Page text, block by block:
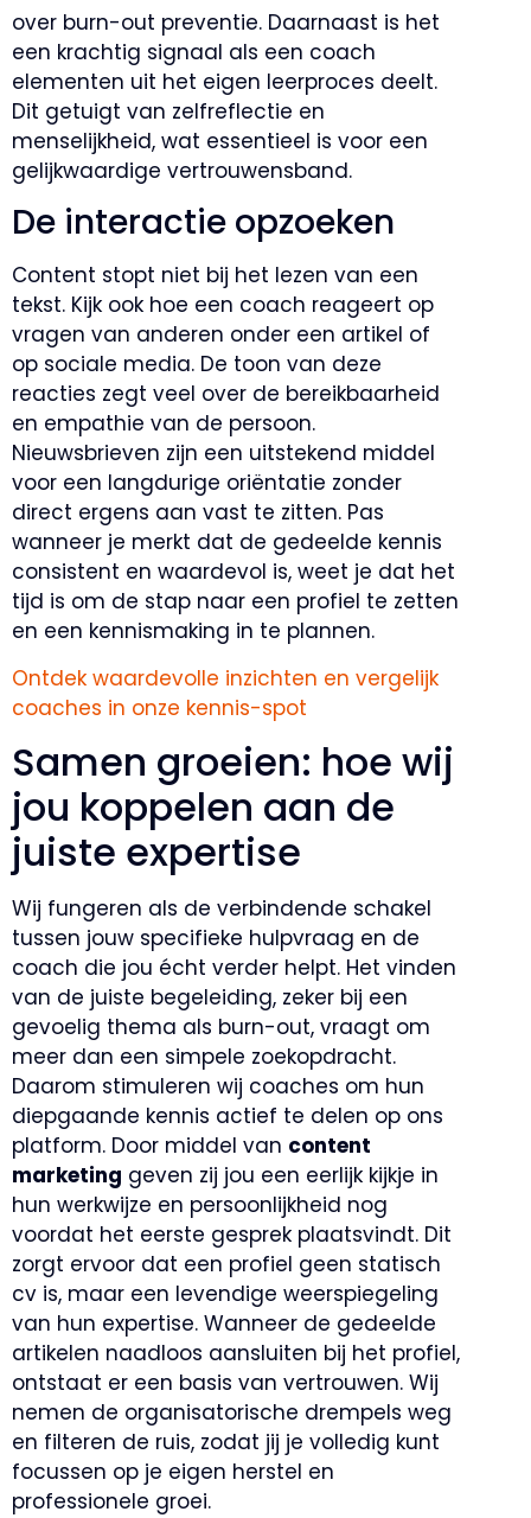
over burn-out preventie. Daarnaast is het
een krachtig signaal als een coach
elementen uit het eigen leerproces deelt.
Dit getuigt van zelfreflectie en
menselijkheid, wat essentieel is voor een
gelijkwaardige vertrouwensband.
De interactie opzoeken
Content stopt niet bij het lezen van een
tekst. Kijk ook hoe een coach reageert op
vragen van anderen onder een artikel of
op sociale media. De toon van deze
reacties zegt veel over de bereikbaarheid
en empathie van de persoon.
Nieuwsbrieven zijn een uitstekend middel
voor een langdurige oriëntatie zonder
direct ergens aan vast te zitten. Pas
wanneer je merkt dat de gedeelde kennis
consistent en waardevol is, weet je dat het
tijd is om de stap naar een profiel te zetten
en een kennismaking in te plannen.
Ontdek waardevolle inzichten en vergelijk
coaches in onze kennis-spot
Samen groeien: hoe wij
jou koppelen aan de
juiste expertise
Wij fungeren als de verbindende schakel
tussen jouw specifieke hulpvraag en de
coach die jou écht verder helpt. Het vinden
van de juiste begeleiding, zeker bij een
gevoelig thema als burn-out, vraagt om
meer dan een simpele zoekopdracht.
Daarom stimuleren wij coaches om hun
diepgaande kennis actief te delen op ons
platform. Door middel van content
marketing geven zij jou een eerlijk kijkje in
hun werkwijze en persoonlijkheid nog
voordat het eerste gesprek plaatsvindt. Dit
zorgt ervoor dat een profiel geen statisch
cv is, maar een levendige weerspiegeling
van hun expertise. Wanneer de gedeelde
artikelen naadloos aansluiten bij het profiel,
ontstaat er een basis van vertrouwen. Wij
nemen de organisatorische drempels weg
en filteren de ruis, zodat jij je volledig kunt
focussen op je eigen herstel en
professionele groei.